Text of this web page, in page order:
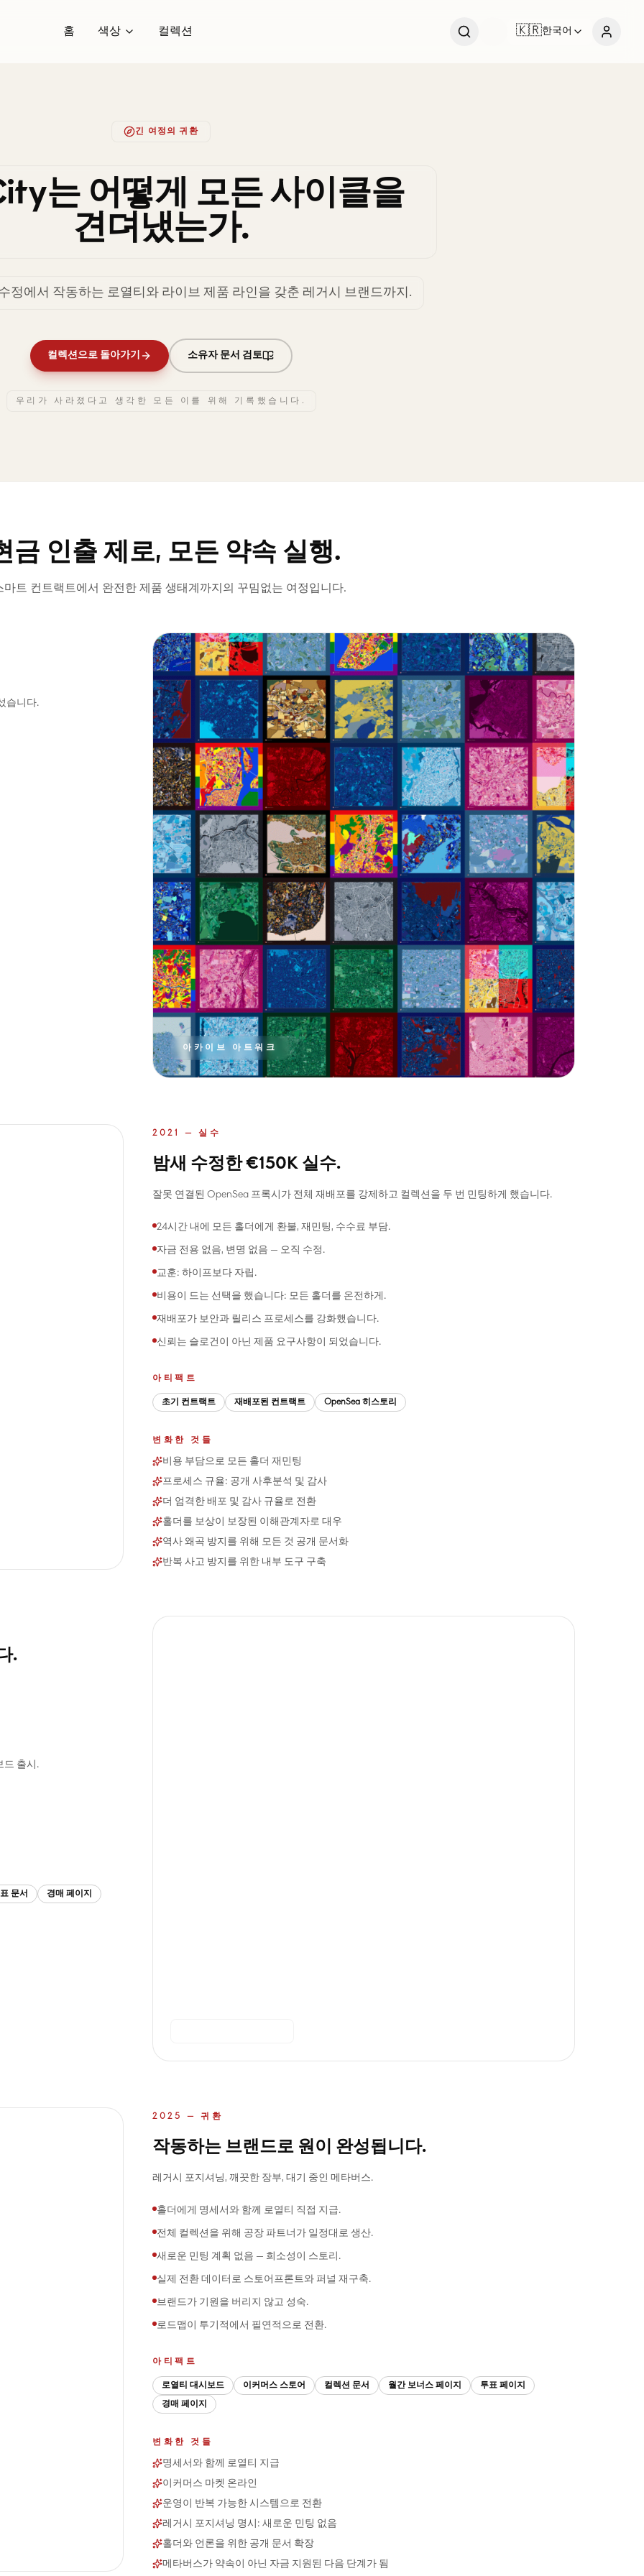
홈 색상 컬렉션 🇰🇷한국어
긴 여정의 귀환
는 어떻게 모든 사이클을
견뎌냈는가.
정에서 작동하는 로열티와 라이브 제품 라인을 갖춘 레거시 브랜드까지.
컬렉션으로 돌아가기 소유자 문서 검토
우리가 사라졌다고 생각한 모든 이를 위해 기록했습니다.
금 인출 제로, 모든 약속 실행.
마트 컨트랙트에서 완전한 제품 생태계까지의 꾸밈없는 여정입니다.
습니다.
아카이브 아트워크
2021 — 실수
밤새 수정한 €150K 실수.
잘못 연결된 OpenSea 프록시가 전체 재배포를 강제하고 컬렉션을 두 번 민팅하게 했습니다.
24시간 내에 모든 홀더에게 환불, 재민팅, 수수료 부담.
자금 전용 없음, 변명 없음 — 오직 수정.
교훈: 하이프보다 자립.
비용이 드는 선택을 했습니다: 모든 홀더를 온전하게.
재배포가 보안과 릴리스 프로세스를 강화했습니다.
신뢰는 슬로건이 아닌 제품 요구사항이 되었습니다.
아티팩트
초기 컨트랙트 재배포된 컨트랙트 OpenSea 히스토리
변화한 것들
비용 부담으로 모든 홀더 재민팅
프로세스 규율: 공개 사후분석 및 감사
더 엄격한 배포 및 감사 규율로 전환
홀더를 보상이 보장된 이해관계자로 대우
역사 왜곡 방지를 위해 모든 것 공개 문서화
반복 사고 방지를 위한 내부 도구 구축
.
드 출시.
문서 경매 페이지
2025 — 귀환
작동하는 브랜드로 원이 완성됩니다.
레거시 포지셔닝, 깨끗한 장부, 대기 중인 메타버스.
홀더에게 명세서와 함께 로열티 직접 지급.
전체 컬렉션을 위해 공장 파트너가 일정대로 생산.
새로운 민팅 계획 없음 — 희소성이 스토리.
실제 전환 데이터로 스토어프론트와 퍼널 재구축.
브랜드가 기원을 버리지 않고 성숙.
로드맵이 투기적에서 필연적으로 전환.
아티팩트
로열티 대시보드 이커머스 스토어 컬렉션 문서 월간 보너스 페이지 투표 페이지
경매 페이지
변화한 것들
명세서와 함께 로열티 지급
이커머스 마켓 온라인
운영이 반복 가능한 시스템으로 전환
레거시 포지셔닝 명시: 새로운 민팅 없음
홀더와 언론을 위한 공개 문서 확장
메타버스가 약속이 아닌 자금 지원된 다음 단계가 됨